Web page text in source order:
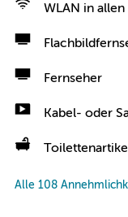
WLAN in
Fernseher
Kabel- oder
Alle 108